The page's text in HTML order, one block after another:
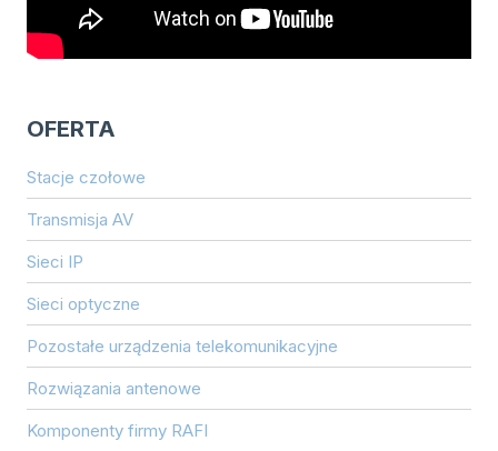
OFERTA
Stacje czołowe
Transmisja AV
Sieci IP
Sieci optyczne
Pozostałe urządzenia telekomunikacyjne
Rozwiązania antenowe
Komponenty firmy RAFI